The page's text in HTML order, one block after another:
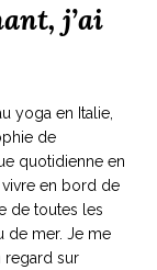
j’ai
yoga en Italie,
de
quotidienne en
vivre en bord de
de toutes les
de mer. Je me
regard sur